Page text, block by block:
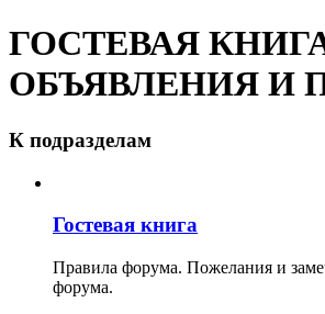
ГОСТЕВАЯ
ОБЪЯВЛЕНИЯ И
К подразделам
Гостевая книга
Правила форума. Пожелания и
форума.